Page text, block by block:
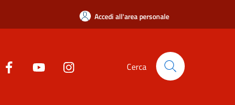
Accedi all'area personale
Cerca